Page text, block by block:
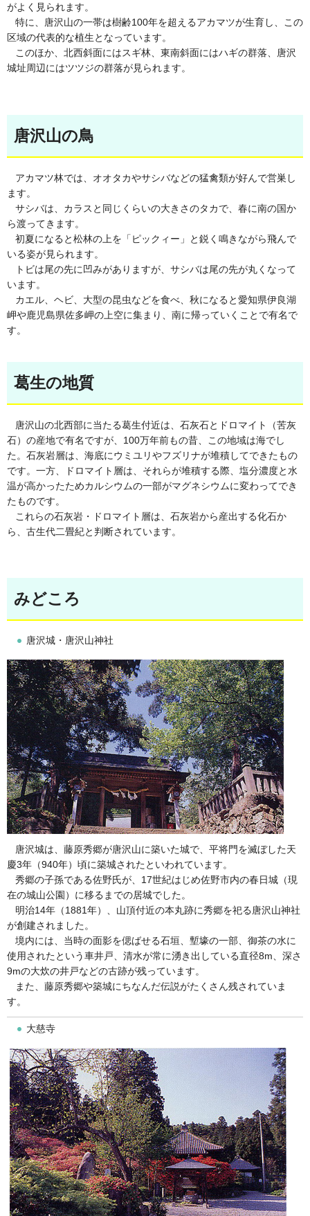
がよく見られます。
特に、唐沢山の一帯は樹齢100年を超えるアカマツが生育し、この
区域の代表的な植生となっています。
このほか、北西斜面にはスギ林、東南斜面にはハギの群落、唐沢
城址周辺にはツツジの群落が見られます。
唐沢山の鳥
アカマツ林では、オオタカやサシバなどの猛禽類が好んで営巣し
ます。
サシバは、カラスと同じくらいの大きさのタカで、春に南の国か
ら渡ってきます。
初夏になると松林の上を「ピックィー」と鋭く鳴きながら飛んで
いる姿が見られます。
トビは尾の先に凹みがありますが、サシバは尾の先が丸くなって
います。
カエル、ヘビ、大型の昆虫などを食べ、秋になると愛知県伊良湖
岬や鹿児島県佐多岬の上空に集まり、南に帰っていくことで有名で
す。
葛生の地質
唐沢山の北西部に当たる葛生付近は、石灰石とドロマイト（苦灰
石）の産地で有名ですが、100万年前もの昔、この地域は海でし
た。石灰岩層は、海底にウミユリやフズリナが堆積してできたもの
です。一方、ドロマイト層は、それらが堆積する際、塩分濃度と水
温が高かったためカルシウムの一部がマグネシウムに変わってでき
たものです。
これらの石灰岩・ドロマイト層は、石灰岩から産出する化石か
ら、古生代二畳紀と判断されています。
みどころ
唐沢城・唐沢山神社
唐沢城は、藤原秀郷が唐沢山に築いた城で、平将門を滅ぼした天
慶3年（940年）頃に築城されたといわれています。
秀郷の子孫である佐野氏が、17世紀はじめ佐野市内の春日城（現
在の城山公園）に移るまでの居城でした。
明治14年（1881年）、山頂付近の本丸跡に秀郷を祀る唐沢山神社
が創建されました。
境内には、当時の面影を偲ばせる石垣、塹壕の一部、御茶の水に
使用されたという車井戸、清水が常に湧き出している直径8m、深さ
9mの大炊の井戸などの古跡が残っています。
また、藤原秀郷や築城にちなんだ伝説がたくさん残されていま
す。
大慈寺